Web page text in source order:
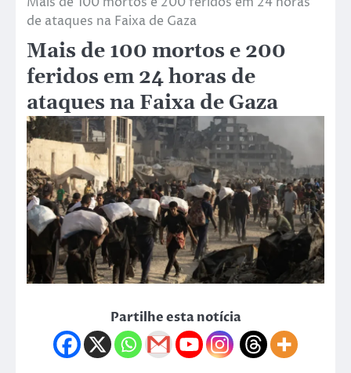
de ataques na Faixa de Gaza
Mais de 100 mortos e 200
feridos em 24 horas de
ataques na Faixa de Gaza
Partilhe esta notícia